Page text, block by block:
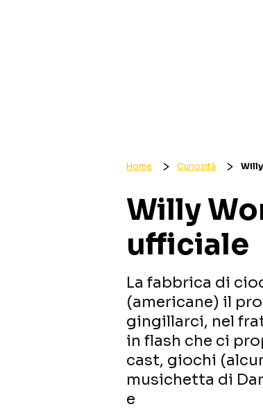
Home Curiosità
Willy
ufficiale
La fabbrica di
(americane) il
gingillarci, nel
in flash che ci
cast, giochi
musichetta di
e